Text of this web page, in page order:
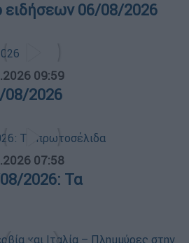
ειδήσεων 06/08/2026
09:59
08/2026
07:58
2026: Τα